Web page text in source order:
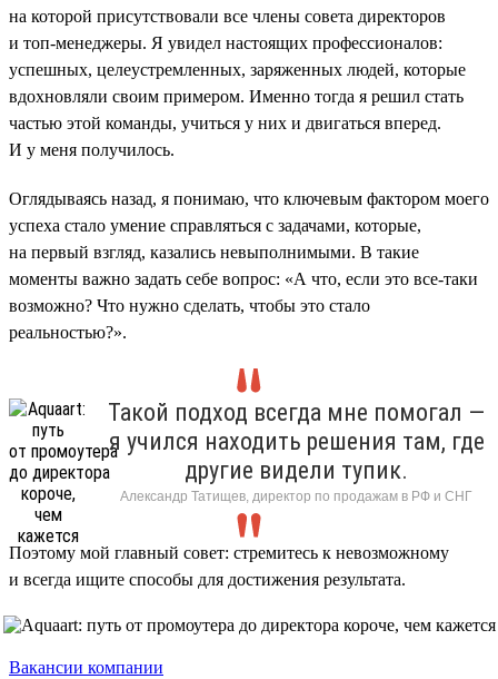
на которой присутствовали все члены совета директоров
и топ-менеджеры. Я увидел настоящих профессионалов:
успешных, целеустремленных, заряженных людей, которые
вдохновляли своим примером. Именно тогда я решил стать
частью этой команды, учиться у них и двигаться вперед.
И у меня получилось.
Оглядываясь назад, я понимаю, что ключевым фактором моего
успеха стало умение справляться с задачами, которые,
на первый взгляд, казались невыполнимыми. В такие
моменты важно задать себе вопрос: «А что, если это все-таки
возможно? Что нужно сделать, чтобы это стало
реальностью?».
Такой подход всегда мне помогал —
я учился находить решения там, где
другие видели тупик.
Александр Татищев, директор по продажам в РФ и СНГ
Поэтому мой главный совет: стремитесь к невозможному
и всегда ищите способы для достижения результата.
Вакансии компании